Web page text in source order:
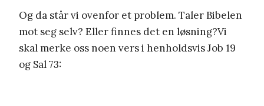
Og da står vi ovenfor et problem. Taler Bibelen
mot seg selv? Eller finnes det en løsning?Vi
skal merke oss noen vers i henholdsvis Job 19
og Sal 73: